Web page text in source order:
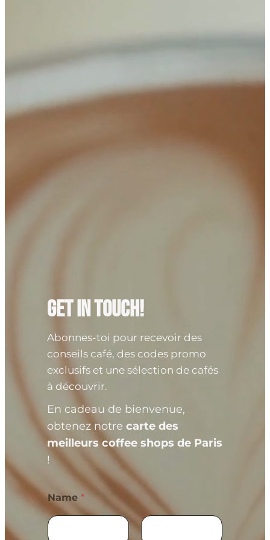
Get in Touch!
Abonnes-toi pour recevoir des
conseils café, des codes promo
exclusifs et une sélection de cafés
à découvrir.
En cadeau de bienvenue,
obtenez notrecarte des
meilleurs coffee shops de Paris
!
Name*